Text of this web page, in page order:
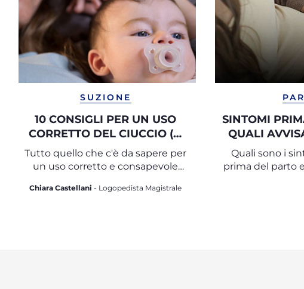
SUZIONE
10 CONSIGLI PER UN USO
CORRETTO DEL CIUCCIO (O
SUCCHIETTO)
Tutto quello che c'è da sapere per
un uso corretto e consapevole
Chiara Castellani - Logopedista Magistrale
SINTOMI
QUALI
DI
Quali sono i
prima del parto